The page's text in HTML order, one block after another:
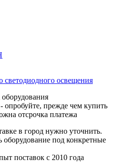
светодиодного освещения
- опробуйте, прежде чем купить
отсрочка платежа
в город нужно уточнить.
под конкретные
поставок с 2010 года